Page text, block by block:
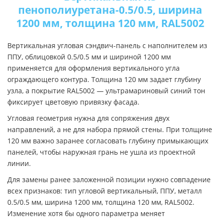
пенополиуретана-0.5/0.5, ширина
1200 мм, толщина 120 мм, RAL5002
Вертикальная угловая сэндвич-панель с наполнителем из
ППУ, облицовкой 0.5/0.5 мм и шириной 1200 мм
применяется для оформления вертикального угла
ограждающего контура. Толщина 120 мм задает глубину
узла, а покрытие RAL5002 — ультрамариновый синий тон
фиксирует цветовую привязку фасада.
Угловая геометрия нужна для сопряжения двух
направлений, а не для набора прямой стены. При толщине
120 мм важно заранее согласовать глубину примыкающих
панелей, чтобы наружная грань не ушла из проектной
линии.
Для замены ранее заложенной позиции нужно совпадение
всех признаков: тип угловой вертикальный, ППУ, металл
0.5/0.5 мм, ширина 1200 мм, толщина 120 мм, RAL5002.
Изменение хотя бы одного параметра меняет